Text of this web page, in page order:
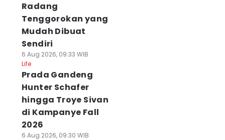
Radang
Tenggorokan yang
Mudah Dibuat
Sendiri
6 Aug 2026, 09:33 WIB
Life
Prada Gandeng
Hunter Schafer
hingga Troye Sivan
di Kampanye Fall
2026
6 Aug 2026, 09:30 WIB